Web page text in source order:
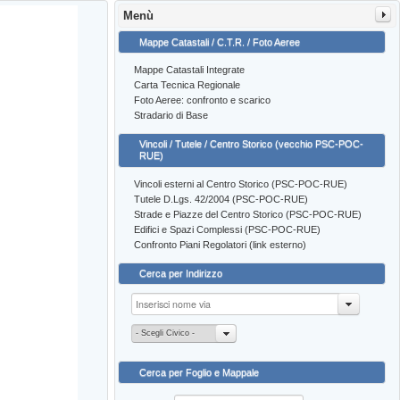
Menù
Mappe Catastali / C.T.R. / Foto Aeree
Mappe Catastali Integrate
Carta Tecnica Regionale
Foto Aeree: confronto e scarico
Stradario di Base
Vincoli / Tutele / Centro Storico (vecchio PSC-POC-
RUE)
Vincoli esterni al Centro Storico (PSC-POC-RUE)
Tutele D.Lgs. 42/2004 (PSC-POC-RUE)
Strade e Piazze del Centro Storico (PSC-POC-RUE)
Edifici e Spazi Complessi (PSC-POC-RUE)
Confronto Piani Regolatori (link esterno)
Cerca per Indirizzo
- Scegli Civico -
Cerca per Foglio e Mappale